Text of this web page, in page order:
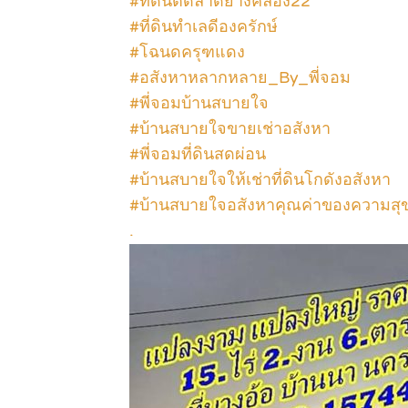
#ที่ดินทำเลดีองครักษ์
#โฉนดครุฑแดง
#อสังหาหลากหลาย_By_พี่จอม
#พี่จอมบ้านสบายใจ
#บ้านสบายใจขายเช่าอสังหา
#พี่จอมที่ดินสดผ่อน
#บ้านสบายใจให้เช่าที่ดินโกดังอสังหา
#บ้านสบายใจอสังหาคุณค่าของความสุ
.